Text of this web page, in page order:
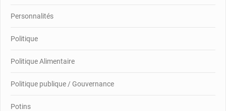
Personnalités
Politique
Politique Alimentaire
Politique publique / Gouvernance
Potins